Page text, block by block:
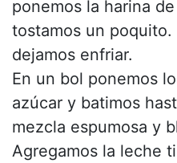
ponemos la harina
tostamos un poquito.
dejamos enfriar.
En un bol ponemos
azúcar y batimos
mezcla espumosa y
Agregamos la leche